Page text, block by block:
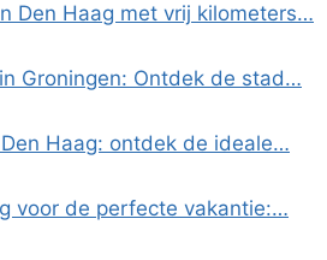
Den Haag met vrij kilometers…
Groningen: Ontdek de stad…
Haag: ontdek de ideale…
voor de perfecte vakantie:…